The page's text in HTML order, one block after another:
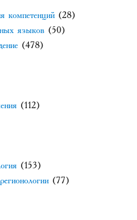
компетенций (28)
языков (50)
(478)
(112)
(153)
(77)